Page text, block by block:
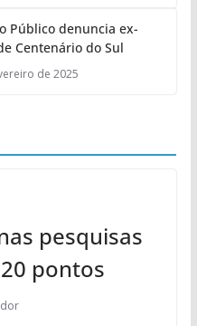
Público denuncia ex-
Centenário do Sul
de 2025
pesquisas
pontos